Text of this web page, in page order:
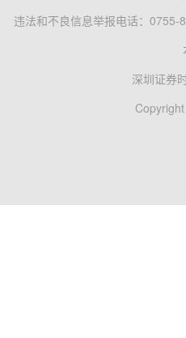
违法和不良信息举报电话：0755-
深圳证券